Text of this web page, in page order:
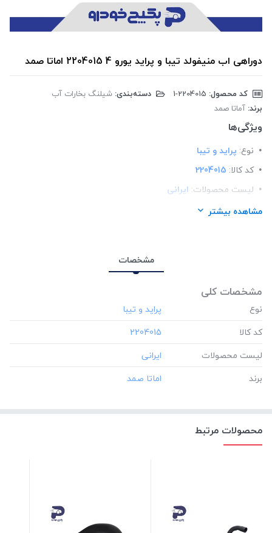
دوراهی اب منیفولد تیبا و پراید یورو 4 2204015 اماتا صمد
کد محصول: دسته‌بندی: شیلنگ بخارات آب
برند: آماتا صمد
ویژگی‌ها
نوع: پراید و تیبا
کد کالا: 2204015
لیست محصولات: ایرانی
برند:اماتا صمد
مشاهده بیشتر
مشخصات
مشخصات کلی
نوع
کد کالا
‎2204015
لیست محصولات
برند
محصولات مرتبط